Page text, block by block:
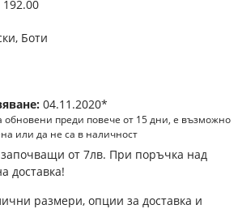
192.00
Боти
04.11.2020*
обновени преди повече от 15 дни, е възможно
или да не са в наличност
от 7лв. При поръчка над
доставка!
размери, опции за доставка и